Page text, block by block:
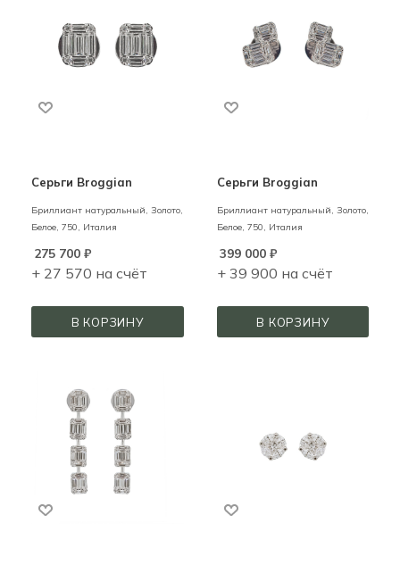
Серьги Broggian
Бриллиант натуральный, Золото,
Белое, 750, Италия
275 700 ₽
+ 27 570 на счёт
В КОРЗИНУ
Серьги Broggian
Бриллиант натуральный, Золото,
Белое, 750, Италия
399 000₽
+ 39 900 на счёт
В КОРЗИНУ